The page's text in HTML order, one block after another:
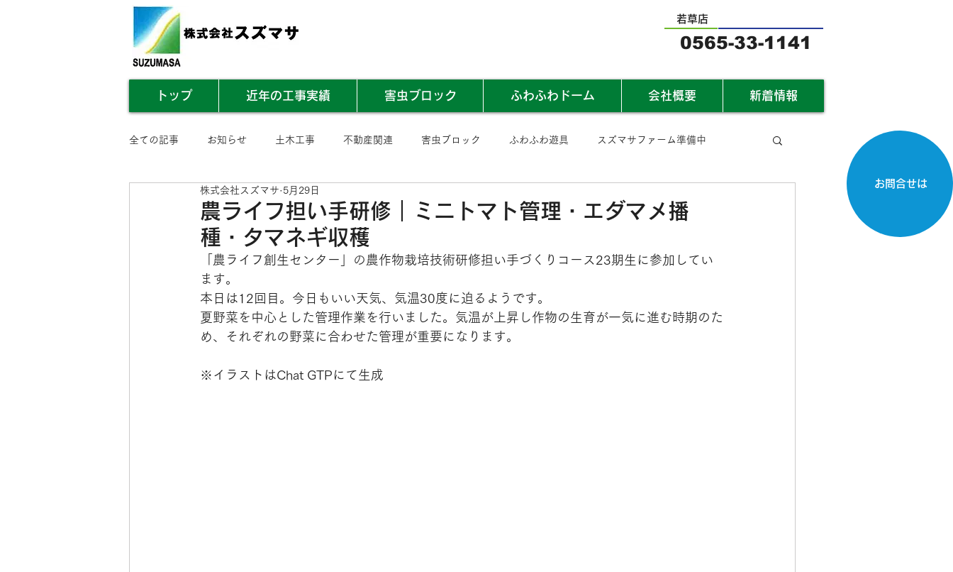
お問合せは
若草店
0565-33-1141
トップ 近年の工事実績 害虫ブロック ふわふわドーム 会社概要 新着情報
全ての記事 お知らせ 土木工事 不動産関連 害虫ブロック ふわふわ遊具 スズマサファーム準備中
業務内容まとめ その他
農ライフ担い手研修｜ミニトマト管理・エダマメ播
種・タマネギ収穫
株式会社スズマサ 5月29日
農ライフ創生センター 」の 農作物栽培技術研修担い手づくりコース23期生に参加してい
ます。
本日は12回目。今日もいい天気、気温30度に迫るようです。
夏野菜を中心とした管理作業を行いました。気温が上昇し作物の生育が一気に進む時期のた
め、それぞれの野菜に合わせた管理が重要になります。
※イラストはChat GTPにて生成